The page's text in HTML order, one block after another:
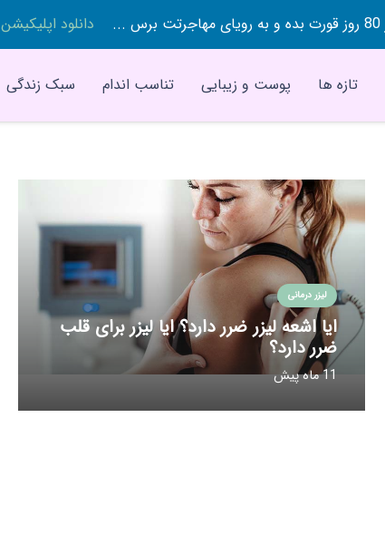
دانلود اپلیکیشن
تازه ها پوست و زیبایی تناسب اندام سبک زندگی
لیزر درمانی
ایا اشعه لیزر ضرر دارد؟ ایا لیزر برای قلب
ضرر دارد؟
11 ماه پیش